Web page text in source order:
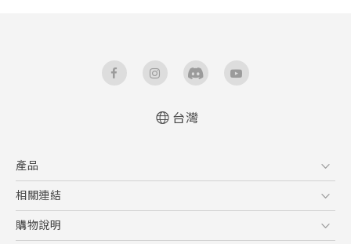
English - User manual
台灣
產品
5G
智慧型手機
配件
相關連結
HTC Research
購物說明